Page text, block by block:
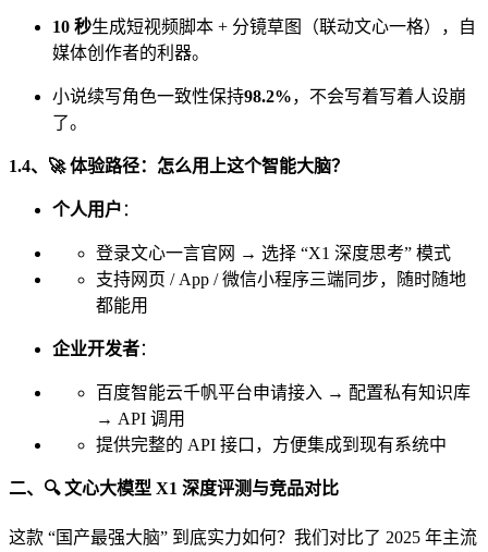
10 秒生成短视频脚本 + 分镜草图（联动文心一格），自
媒体创作者的利器。
小说续写角色一致性保持98.2%，不会写着写着人设崩
了。
1.4、🚀 体验路径：怎么用上这个智能大脑？
个人用户 ：
登录文心一言官网 → 选择 “X1 深度思考” 模式
支持网页 / App / 微信小程序三端同步，随时随地
都能用
企业开发者：
百度智能云千帆平台申请接入 → 配置私有知识库
→ API 调用
提供完整的 API 接口，方便集成到现有系统中
二、🔍 文心大模型 X1 深度评测与竞品对比
这款 “国产最强大脑” 到底实力如何？我们对比了 2025 年主流